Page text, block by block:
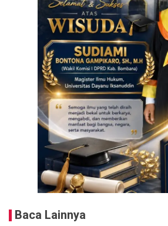
Baca Lainnya